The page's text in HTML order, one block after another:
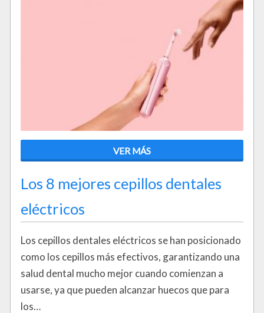
VER MÁS
Los 8 mejores cepillos dentales
eléctricos
Los cepillos dentales eléctricos se han posicionado
como los cepillos más efectivos, garantizando una
salud dental mucho mejor cuando comienzan a
usarse, ya que pueden alcanzar huecos que para
los…